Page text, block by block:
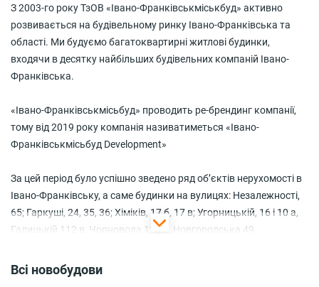
З 2003-го року ТзОВ «Івано-Франківськміськбуд» активно
розвивається на будівельному ринку Івано-Франківська та
області. Ми будуємо багатоквартирні житлові будинки,
входячи в десятку найбільших будівельних компаній Івано-
Франківська.
«Івано-Франківськмісьбуд» проводить ре-брендинг компанії,
тому від 2019 року компанія називатиметься «Івано-
Франківськмісьбуд Development»
За цей період було успішно зведено ряд об’єктів нерухомості в
Івано-Франківську, а саме будинки на вулицях: Незалежності,
65; Гаркуші, 24, 35, 36; Хіміків, 17 б, 17 в; Угорницькій, 16 і 10 а,
Галицькій 112 в, Чорновола 128 а, Новгородська 49,
приміщення), Макогона 31 а, Максимовича 13, смт.
Богородчани, вул. Петраша 2. Крім того на даний момент в
Всі новобудови